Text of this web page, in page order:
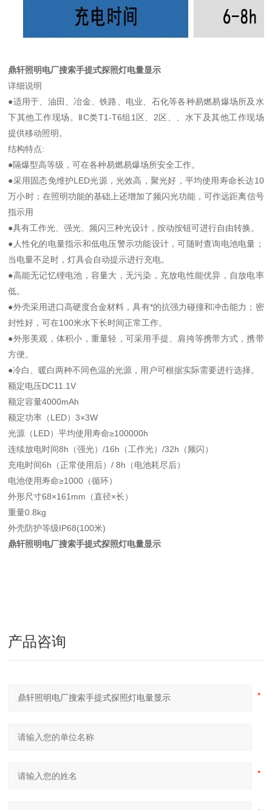
鼎轩照明电厂搜索手提式探照灯电量显示
详细说明
●适用于、油田、冶金、铁路、电业、石化等各种易燃易爆场所及水
下其他工作现场。ⅡC类T1-T6组1区、2区、、水下及其他工作现场
提供移动照明。
结构特点:
●隔爆型高等级，可在各种易燃易爆场所安全工作。
●采用固态免维护LED光源，光效高，聚光好，平均使用寿命长达10
万小时；在照明功能的基础上还增加了频闪光功能，可作远距离信号
指示用
●具有工作光、强光、频闪三种光设计，按动按钮可进行自由转换。
●人性化的电量指示和低电压警示功能设计，可随时查询电池电量；
当电量不足时，灯具会自动提示进行充电。
●高能无记忆锂电池，容量大，无污染，充放电性能优异，自放电率
低。
●外壳采用进口高硬度合金材料，具有*的抗强力碰撞和冲击能力；密
封性好，可在100米水下长时间正常工作。
●外形美观，体积小，重量轻，可采用手提、肩挎等携带方式，携带
方便。
●冷白、暖白两种不同色温的光源，用户可根据实际需要进行选择。
额定电压DC11.1V
额定容量4000mAh
额定功率（LED）3×3W
光源（LED）平均使用寿命≥100000h
连续放电时间8h（强光）/16h（工作光）/32h（频闪）
充电时间6h（正常使用后）/ 8h（电池耗尽后）
电池使用寿命≥1000（循环）
外形尺寸68×161mm（直径×长）
重量0.8kg
外壳防护等级IP68(100米)
鼎轩照明电厂搜索手提式探照灯电量显示
产品咨询